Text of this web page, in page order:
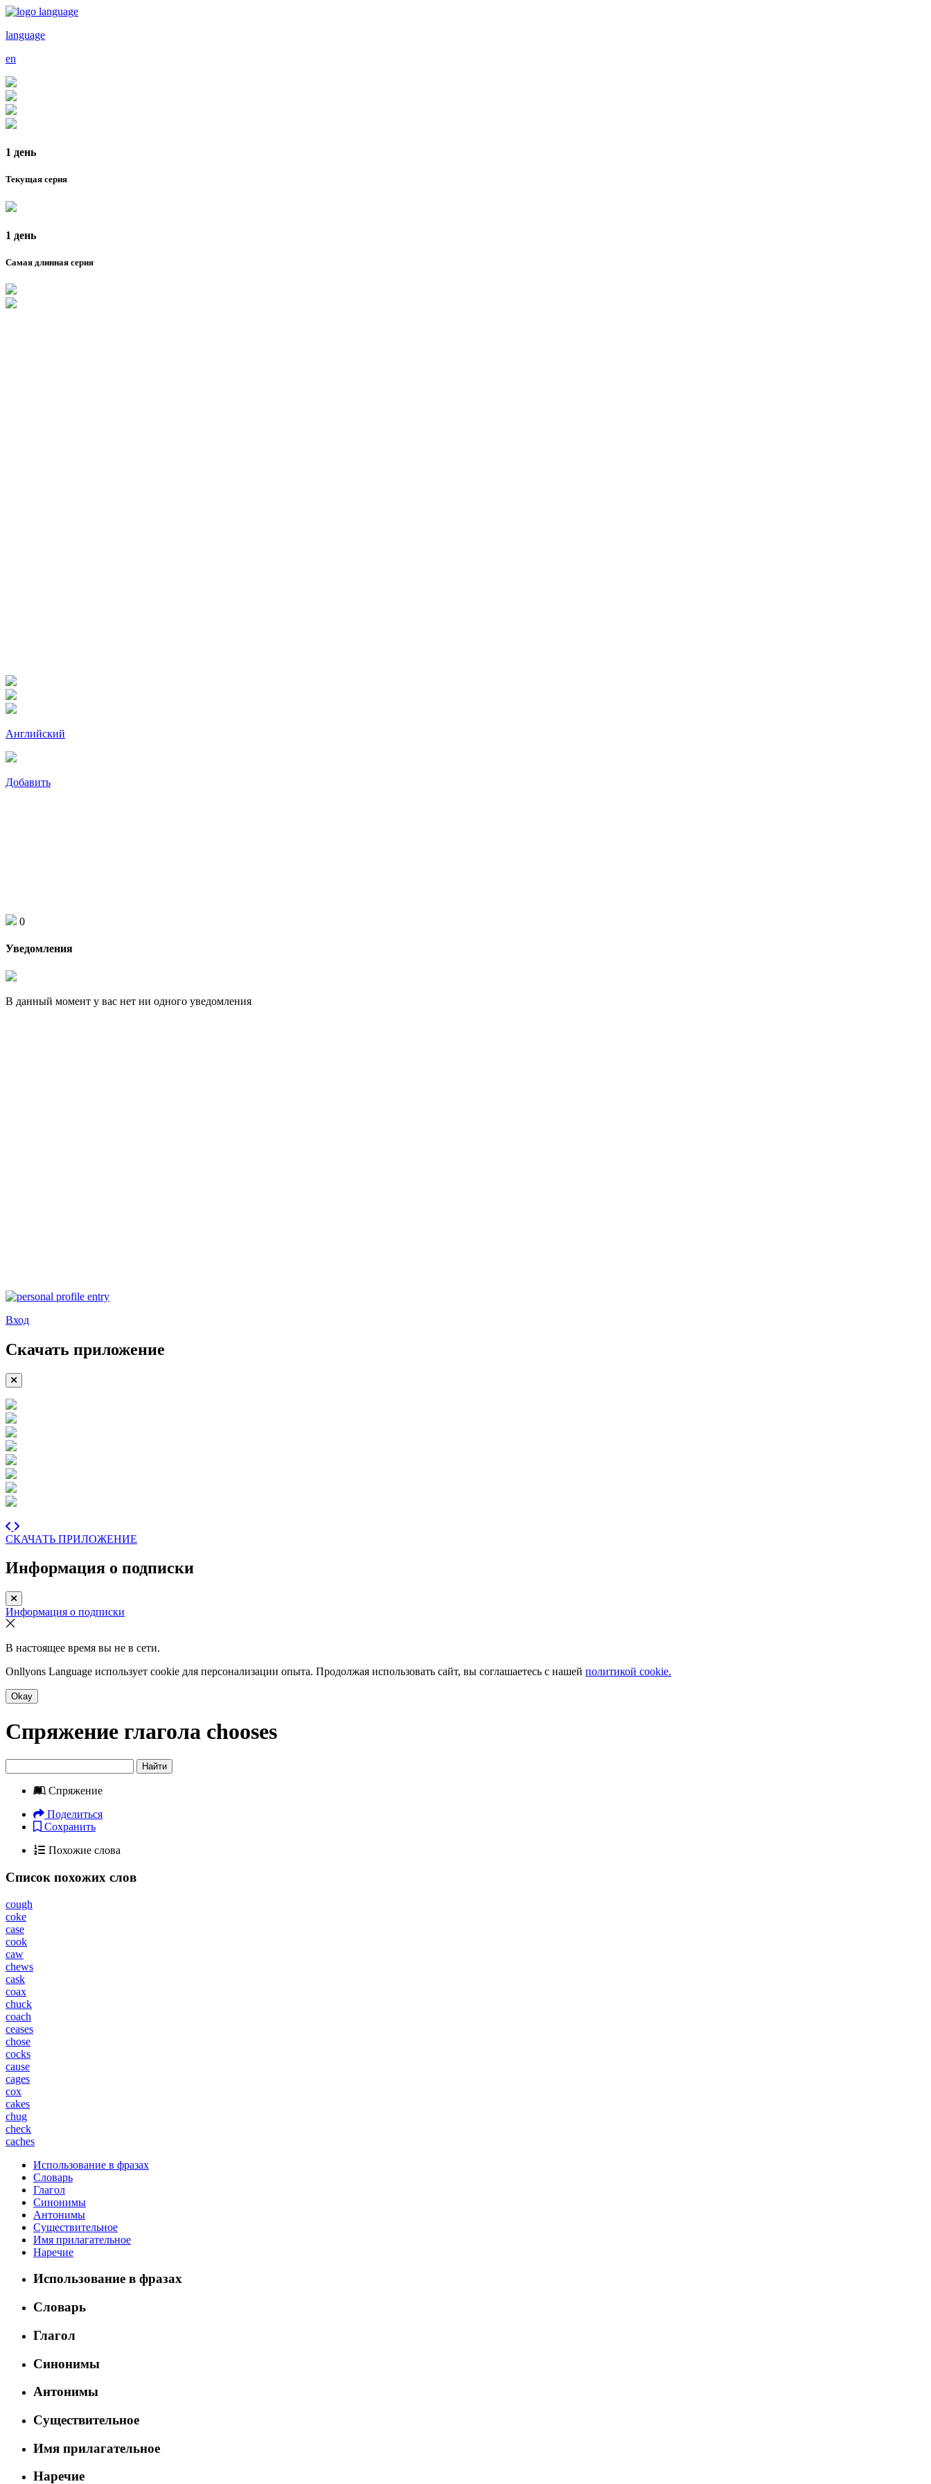
language
en
1 день
Текущая серия
1 день
Самая длинная серия
Английский
Добавить
0
Уведомления
В данный момент у вас нет ни одного уведомления
Вход
Скачать приложение
СКАЧАТЬ ПРИЛОЖЕНИЕ
Информация о подписки
Информация о подписки
В настоящее время вы не в сети.
Onllyons Language использует cookie для персонализации опыта. Продолжая использовать сайт, вы соглашаетесь с нашей политикой cookie.
Okay
Спряжение глагола chooses
Найти
Спряжение
Поделиться
Сохранить
Похожие слова
Список похожих слов
cough
coke
case
cook
caw
chews
cask
coax
chuck
coach
ceases
chose
cocks
cause
cages
cox
cakes
chug
check
caches
Использование в фразах
Словарь
Глагол
Синонимы
Антонимы
Существительное
Имя прилагательное
Наречие
Использование в фразах
Словарь
Глагол
Синонимы
Антонимы
Существительное
Имя прилагательное
Наречие